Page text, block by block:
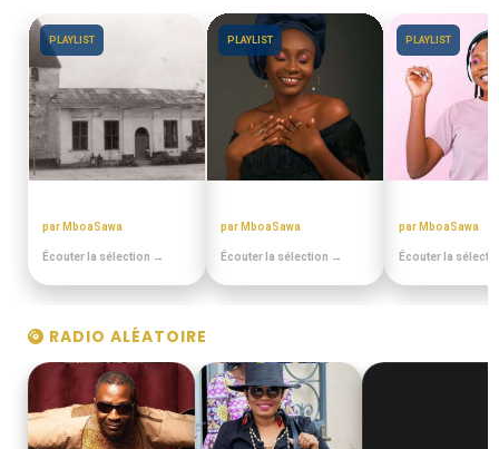
PLAYLIST
par MboaSawa
Écouter la sélection →
PLAYLIST
par MboaSawa
Écouter la sélection →
PLAYLIST
par MboaSawa
Écouter la
RADIO ALÉATOIRE